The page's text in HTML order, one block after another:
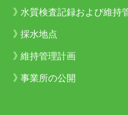
水質検査記録および維持
採水地点
維持管理計画
事業所の公開